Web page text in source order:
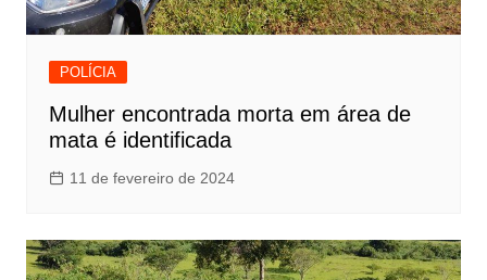
POLÍCIA
Mulher encontrada morta em área de
mata é identificada
11 de fevereiro de 2024